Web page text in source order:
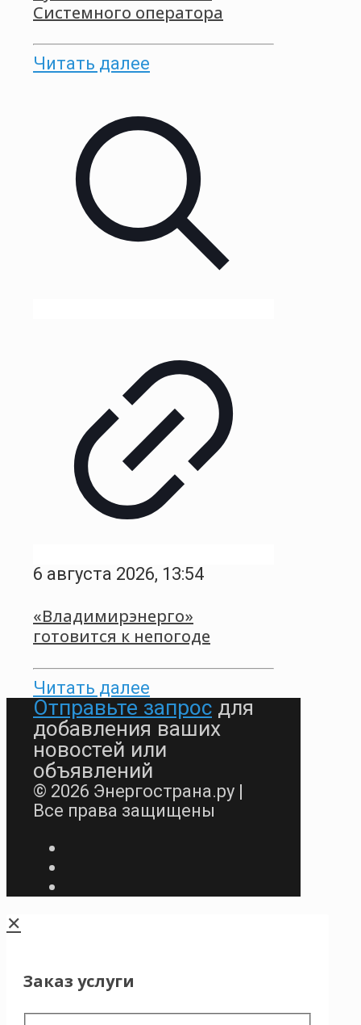
Системного оператора
Читать далее
6 августа 2026, 13:54
«Владимирэнерго»
готовится к непогоде
Читать далее
Отправьте запрос для
добавления ваших
новостей или
объявлений
© 2026 Энергострана.ру |
Все права защищены
✕
Заказ услуги